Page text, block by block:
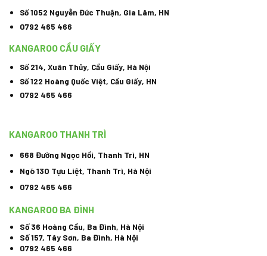
Số 1052 Nguyễn Đức Thuận, Gia Lâm, HN
0792 465 466
KANGAROO CẦU GIẤY
Số 214, Xuân Thủy, Cầu Giấy, Hà Nội
Số 122 Hoàng Quốc Việt, Cầu Giấy, HN
0792 465 466
KANGAROO THANH TRÌ
668 Đường Ngọc Hồi, Thanh Trì, HN
Ngõ 130 Tựu Liệt, Thanh Trì, Hà Nội
0792 465 466
KANGAROO BA ĐÌNH
Số 36 Hoàng Cầu, Ba Đình, Hà Nội
Số 157, Tây Sơn, Ba Đình, Hà Nội
0792 465 466